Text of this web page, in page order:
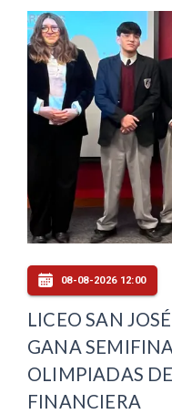
08-08-2026 12:00
LICEO SAN
GANA
OLIMPIADAS
FINANCIERA